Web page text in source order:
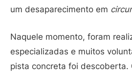
um desaparecimento em
Naquele momento, foram
especializadas e muitos
pista concreta foi descoberta.